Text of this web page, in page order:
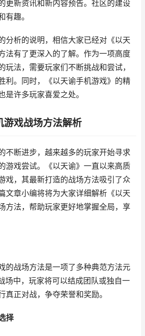
更新资讯和新内容预告。社区的建设
有趣。
分析的说明，相信大家已经对《以天
法有了更深入的了解。作为一项高度
玩法，需要玩家们不断挑战和尝试，
利。同时，《以天谕手机游戏》的精
是许多玩家喜爱之处。
游戏战场方法解析
不断进步，越来越多的玩家开始寻求
游戏尝试。《以天谕》一直以来高质
戏，其最新打造的战场方法吸引了众
文章小编将将为大家详细解析《以天
方法，帮助玩家更好地掌握全局，享
的战场方法是一项了多种典范方法元
场中，玩家将可以结成团队或独自一
真正对战，争夺荣誉和奖励。
择